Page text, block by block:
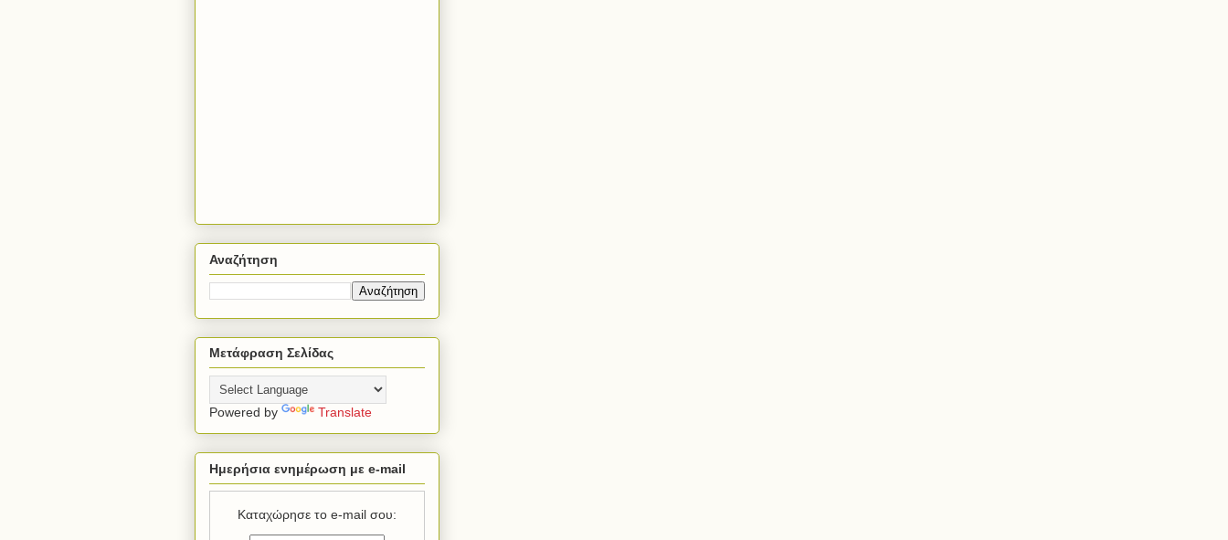
Αναζήτηση
Μετάφραση Σελίδας
Powered by Translate
Ημερήσια ενημέρωση με e-mail
Καταχώρησε το e-mail σου: